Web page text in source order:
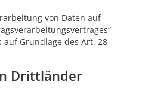
von Daten auf
Grundlage des Art. 28
Drittländer